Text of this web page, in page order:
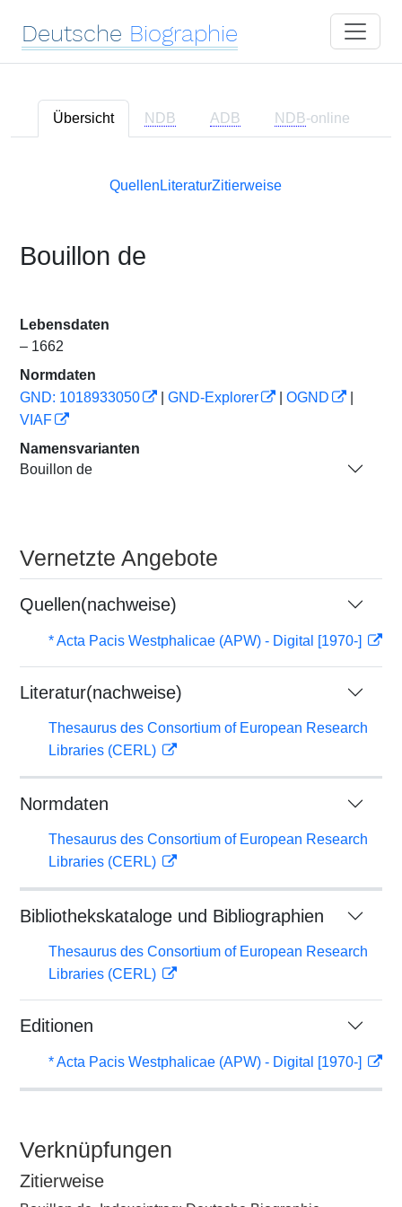
Deutsche Biographie
Übersicht NDB ADB NDB-online
Quellen LiteraturZitierweise
Bouillon de
Lebensdaten
– 1662
Normdaten
GND: 1018933050
GND-Explorer OGND
VIAF
Namensvarianten
Bouillon de
Vernetzte Angebote
Quellen(nachweise)
* Acta Pacis Westphalicae (APW) - Digital [1970-]
Literatur(nachweise)
Thesaurus des Consortium of European Research
Libraries (CERL)
Normdaten
Thesaurus des Consortium of European Research
Libraries (CERL)
Bibliothekskataloge und Bibliographien
Thesaurus des Consortium of European Research
Libraries (CERL)
Editionen
* Acta Pacis Westphalicae (APW) - Digital [1970-]
Verknüpfungen
Zitierweise